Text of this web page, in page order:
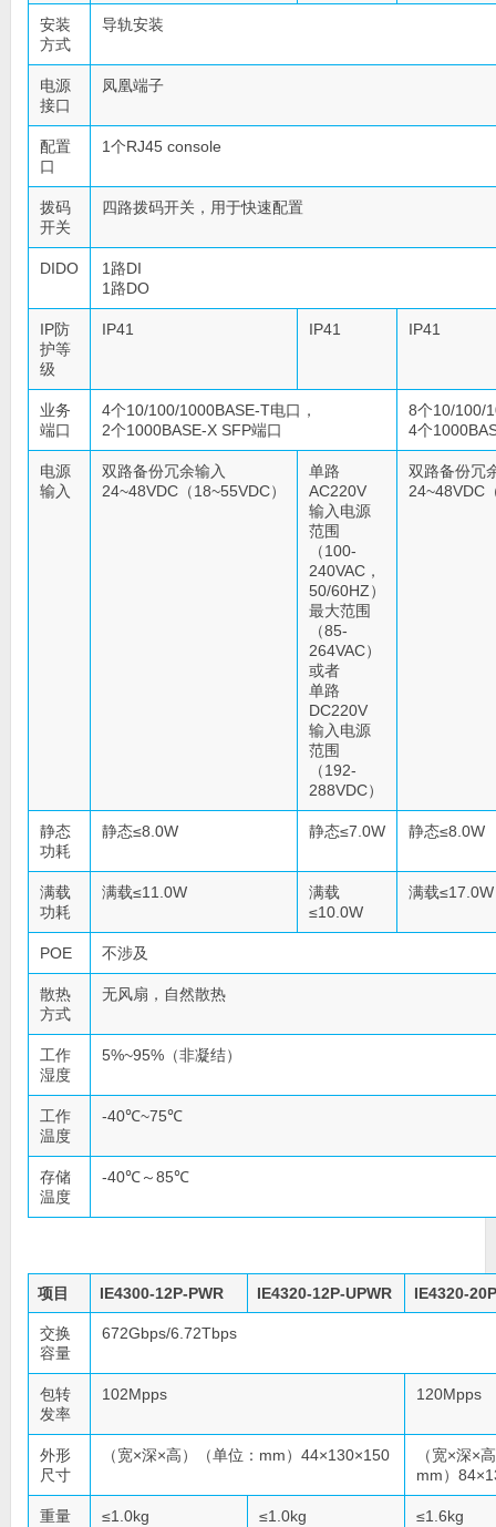
安装
方式
导轨安装
电源
接口
凤凰端子
配置
口
1个RJ45 console
拨码
开关
四路拨码开关，用于快速配置
DIDO
1路DI
1路DO
IP防
护等
级
IP41 IP41 IP41
业务
端口
4个10/100/1000BASE-T电口，
2个1000BASE-X SFP端口
8个10/100/
4个
电源
输入
双路备份冗余输入
24~48VDC（18~55VDC）
单路
AC220V
输入电源
范围
（100-
240VAC，
50/60HZ）
最大范围
（85-
264VAC）
或者
单路
DC220V
输入电源
范围
（192-
288VDC）
双路备份冗
24~48VDC
静态
功耗
静态≤8.0W 静态≤7.0W 静态≤8.0W
满载
功耗
满载≤11.0W
满载
≤10.0W
满载≤17.0W
POE 不涉及
散热
方式
无风扇，自然散热
工作
湿度
5%~95%（非凝结）
工作
温度
-40℃~75℃
存储
温度
-40℃～85℃
项目 IE4300-12P-PWR IE4320-12P-UPWR IE4320-20P
交换
容量
672Gbps/6.72Tbps
包转
发率
102Mpps 120Mpps
外形
尺寸
（宽×深×高）（单位：mm）44×130×150
（宽×深×
mm）
重量 ≤1.0kg ≤1.0kg ≤1.6kg